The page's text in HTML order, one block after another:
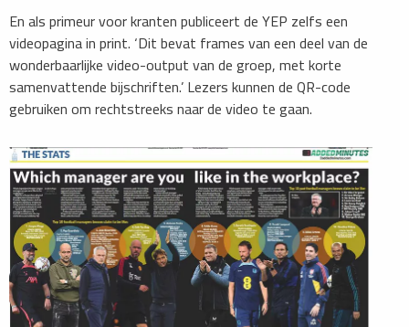
En als primeur voor kranten publiceert de YEP zelfs een
videopagina in print. ‘Dit bevat frames van een deel van de
wonderbaarlijke video-output van de groep, met korte
samenvattende bijschriften.’ Lezers kunnen de QR-code
gebruiken om rechtstreeks naar de video te gaan.